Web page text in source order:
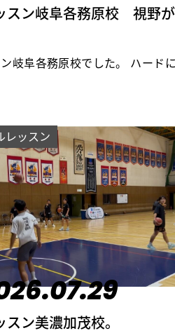
スン岐阜各務原校 視野が
岐阜各務原校でした。 ハード
レッスン
ン美濃加茂校。